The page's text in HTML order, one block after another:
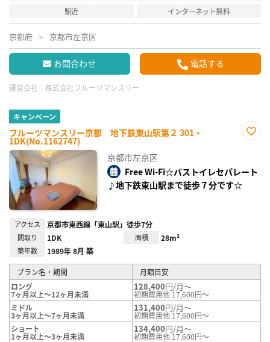
駅近
インターネット無料
京都府 京都市左京区
お問合わせ 電話する
運営会社： 株式会社フルーツマンスリー
キャンペーン
フルーツマンスリー京都 地下鉄東山駅第２ 301・
1DK(No.1162747)
録
京都市左京区
Free Wi-Fi☆バストイレセパレート
♪地下鉄東山駅まで徒歩７分です☆
アクセス 京都市東西線「東山駅」徒歩7分
間取り 1DK 面積 28m²
築年数 1989年 8月 築
プラン名・期間
月額目安
ロング
7ヶ月以上～12ヶ月未満
128,400円/月～
初期費用他 17,600円～
ミドル
3ヶ月以上～7ヶ月未満
131,400円/月～
初期費用他 17,600円～
ショート
1ヶ月以上～3ヶ月未満
134,400円/月～
初期費用他 17,600円～